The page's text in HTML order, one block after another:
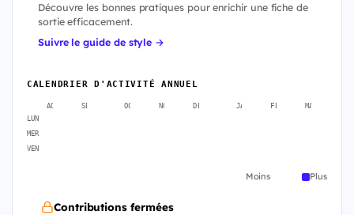
Découvre les bonnes pratiques pour enrichir une fiche de
sortie efficacement.
Suivre le guide de style →
CALENDRIER D'ACTIVITÉ ANNUEL
AOÛT SEPT. OCT. NOV. DÉC. JANV. FÉVR. MARS
LUN
MER
VEN
Moins Plus
Contributions fermées